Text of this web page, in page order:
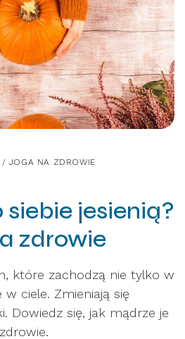
/ JOGA NA ZDROWIE
jesienią?
zdrowie
które zachodzą nie tylko w
ciele. Zmieniają się
Dowiedz się, jak mądrze je